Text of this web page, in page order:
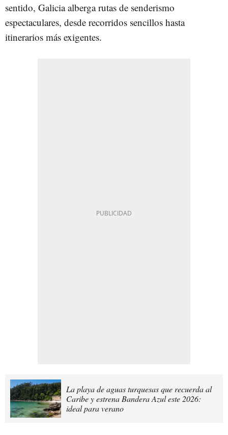
sentido, Galicia alberga rutas de senderismo
espectaculares, desde recorridos sencillos hasta
itinerarios más exigentes.
La playa de aguas turquesas que recuerda al
Caribe y estrena Bandera Azul este 2026:
ideal para verano